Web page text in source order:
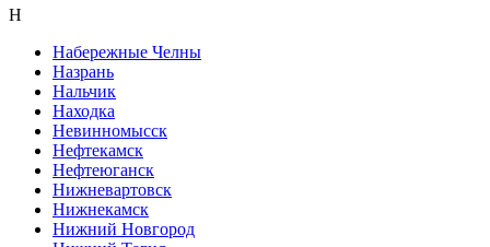
Н
Набережные Челны
Назрань
Нальчик
Находка
Невинномысск
Нефтекамск
Нефтеюганск
Нижневартовск
Нижнекамск
Нижний Новгород